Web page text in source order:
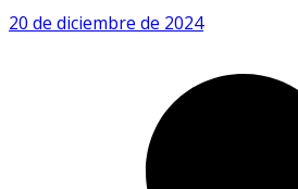
20 de diciembre de 2024